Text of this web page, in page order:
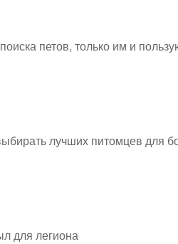
петов, только им и
лучших питомцев для
для легиона